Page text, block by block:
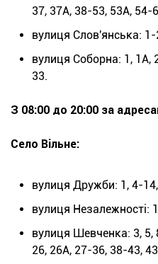
37, 37А, 38-53, 53А, 54-
вулиця Слов'янська: 1-
вулиця Соборна: 1, 1А,
33.
З 08:00 до 20:00 за
Село Вільне:
вулиця Дружби: 1, 4-
вулиця Незалежності:
вулиця Шевченка: 3, 5,
26, 26А, 27-36, 38-43,